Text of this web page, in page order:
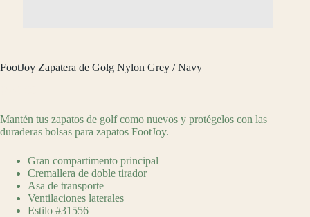
FootJoy Zapatera de Golg Nylon Grey / Navy
Mantén tus zapatos de golf como nuevos y protégelos con las
duraderas bolsas para zapatos FootJoy.
Gran compartimento principal
Cremallera de doble tirador
Asa de transporte
Ventilaciones laterales
Estilo #31556